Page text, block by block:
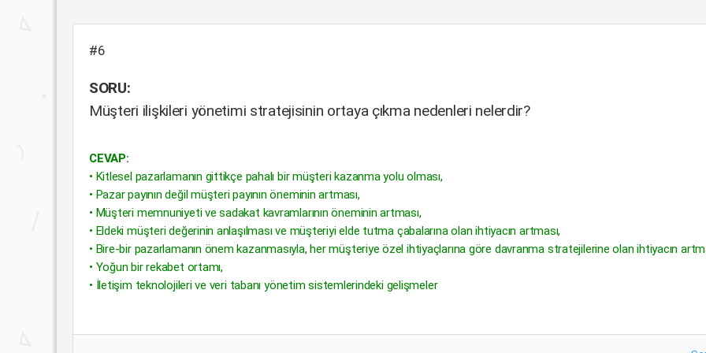
#6
SORU:
Müşteri ilişkileri yönetimi stratejisinin ortaya çıkma nedenleri nelerdir?
CEVAP:
• Kitlesel pazarlamanın gittikçe pahalı bir müşteri kazanma yolu olması,
• Pazar payının değil müşteri payının öneminin artması,
• Müşteri memnuniyeti ve sadakat kavramlarının öneminin artması,
• Eldeki müşteri değerinin anlaşılması ve müşteriyi elde tutma çabalarına olan ihtiyacın artması,
• Bire-bir pazarlamanın önem kazanmasıyla, her müşteriye özel ihtiyaçlarına göre davranma stratejilerine olan ihtiyacın
• Yoğun bir rekabet ortamı,
• İletişim teknolojileri ve veri tabanı yönetim sistemlerindeki gelişmeler